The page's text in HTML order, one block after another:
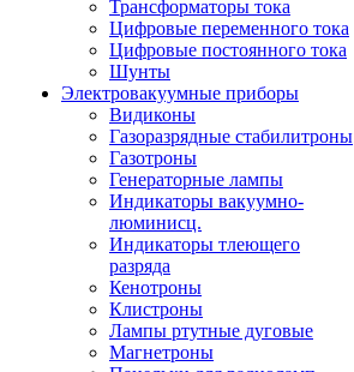
Трансформаторы тока
Цифровые переменного тока
Цифровые постоянного тока
Шунты
Электровакуумные приборы
Видиконы
Газоразрядные стабилитроны
Газотроны
Генераторные лампы
Индикаторы вакуумно-
люминисц.
Индикаторы тлеющего
разряда
Кенотроны
Клистроны
Лампы ртутные дуговые
Магнетроны